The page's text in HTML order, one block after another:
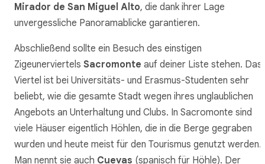
Mirador de San Miguel Alto, die dank ihrer Lage
unvergessliche Panoramablicke garantieren.
Abschließend sollte ein Besuch des einstigen
Zigeunerviertels Sacromonte auf deiner Liste stehen. Das
Viertel ist bei Universitäts- und Erasmus-Studenten sehr
beliebt, wie die gesamte Stadt wegen ihres unglaublichen
Angebots an Unterhaltung und Clubs. In Sacromonte sind
viele Häuser eigentlich Höhlen, die in die Berge gegraben
wurden und heute meist für den Tourismus genutzt werden.
Man nennt sie auch Cuevas (spanisch für Höhle). Der